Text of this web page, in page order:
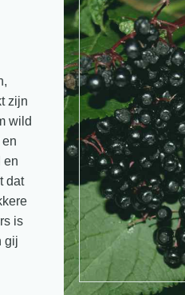
zijn
wild
en
dat
is
gij